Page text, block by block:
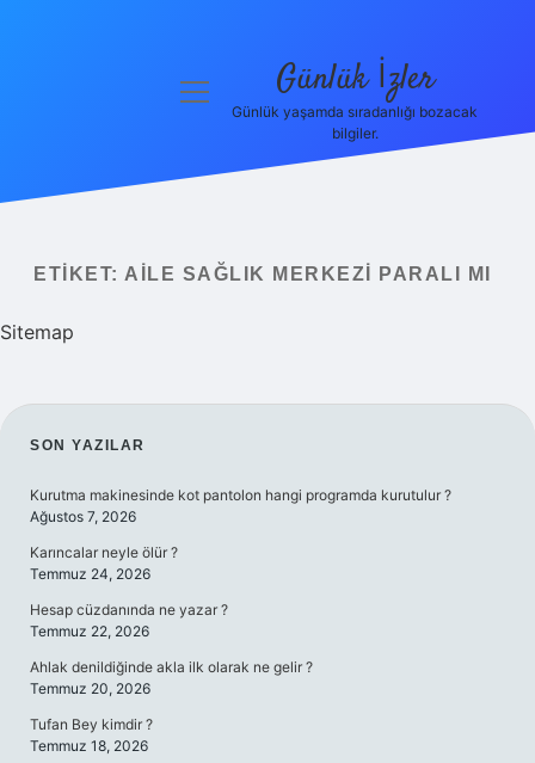
menüyü
Günlük İzler
Günlük yaşamda sıradanlığı bozacak
bilgiler.
ETIKET: AILE SAĞLIK MERKEZI PARALI MI
Sitemap
SIDEBAR
SON YAZILAR
Kurutma makinesinde kot pantolon hangi programda kurutulur ?
Ağustos 7, 2026
Karıncalar neyle ölür ?
Temmuz 24, 2026
Hesap cüzdanında ne yazar ?
Temmuz 22, 2026
Ahlak denildiğinde akla ilk olarak ne gelir ?
Temmuz 20, 2026
Tufan Bey kimdir ?
Temmuz 18, 2026